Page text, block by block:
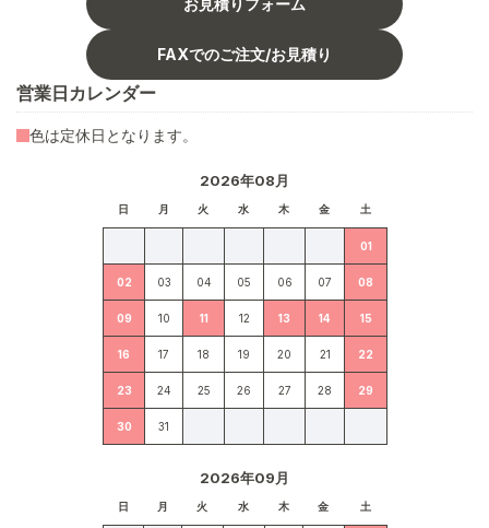
お見積りフォーム
FAXでのご注文/お見積り
営業日カレンダー
2026年08月
日 月 火 水 木 金 土
01
02 03 04 05 06 07 08
09 10 11 12 13 14 15
16 17 18 19 20 21 22
23 24 25 26 27 28 29
30 31
2026年09月
日 月 火 水 木 金 土
色は定休日となります。